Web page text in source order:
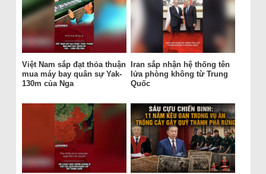
Việt Nam sắp đạt thỏa thuận
mua máy bay quân sự Yak-
130m của Nga
Iran sắp nhận hệ thống tên
lửa phòng không từ Trung
Quốc